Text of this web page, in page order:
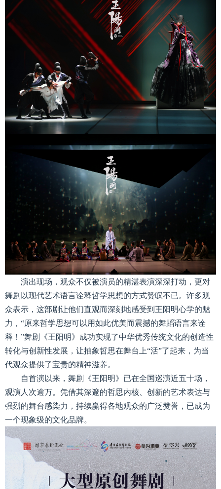
演出现场，观众不仅被演员的精湛表演深深打动，更对
舞剧以现代艺术语言诠释哲学思想的方式赞叹不已。许多观
众表示，这部剧让他们直观而深刻地感受到王阳明心学的魅
力，“原来哲学思想可以用如此优美而震撼的舞蹈语言来诠
释！”舞剧《王阳明》成功实现了中华优秀传统文化的创造性
转化与创新性发展，让抽象哲思在舞台上“活”了起来，为当
代观众提供了宝贵的精神滋养。
自首演以来，舞剧《王阳明》已在全国巡演近五十场，
观演人次逾万。凭借其深邃的哲思内核、创新的艺术表达与
强烈的舞台感染力，持续赢得各地观众的广泛赞誉 ，已成为
一个现象级的文化品牌。